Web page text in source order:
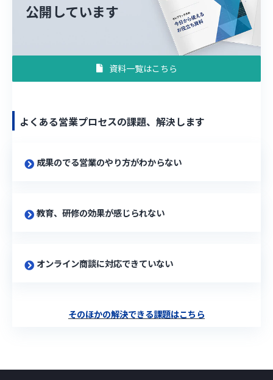
公開しています
資料一覧はこちら
よくある営業プロセスの課題、解決します
成果のでる営業のやり方がわからない
教育、研修の効果が感じられない
オンライン商談に対応できていない
そのほかの解決できる課題はこちら